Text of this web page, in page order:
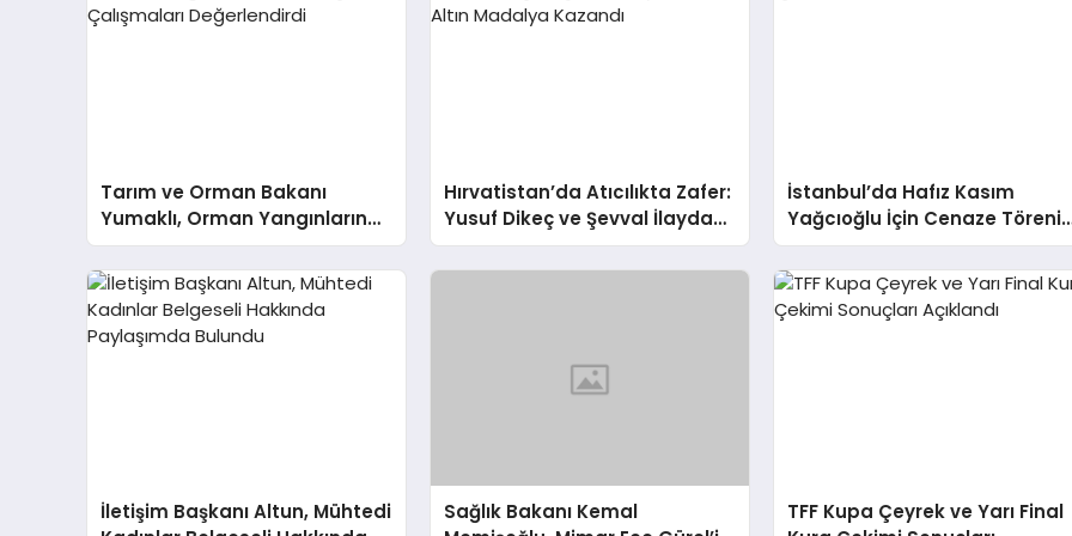
Tarım ve Orman Bakanı
Yumaklı, Orman Yangınlarına
Hazırlık İçin Çalışmaları
Değerlendirdi
Hırvatistan’da Atıcılıkta Zafer:
Yusuf Dikeç ve Şevval İlayda
Tarhan Altın Madalya Kazandı
İstanbul’da Hafız Kasım
Yağcıoğlu İçin Cenaze Töreni
Düzenlendi
İletişim Başkanı Altun, Mühtedi
Sağlık Bakanı Kemal
TFF Kupa Çeyrek ve Yarı Final